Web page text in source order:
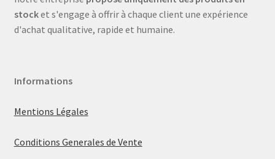
stocket s'engage à offrir à chaque client une expérience
d'achat qualitative, rapide et humaine.
Informations
Mentions Légales
Conditions Generales de Vente